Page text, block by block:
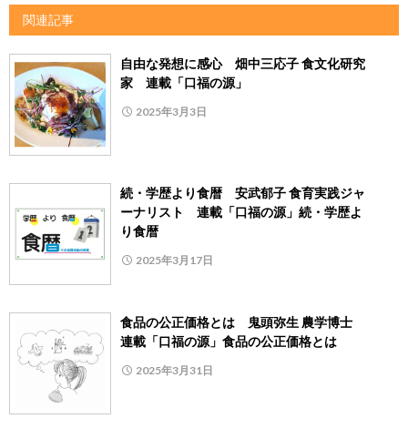
関連記事
自由な発想に感心 畑中三応子 食文化研究
家 連載「口福の源」
2025年3月3日
続・学歴より食暦 安武郁子 食育実践ジャ
ーナリスト 連載「口福の源」続・学歴よ
り食暦
2025年3月17日
食品の公正価格とは 鬼頭弥生 農学博士
連載「口福の源」食品の公正価格とは
2025年3月31日